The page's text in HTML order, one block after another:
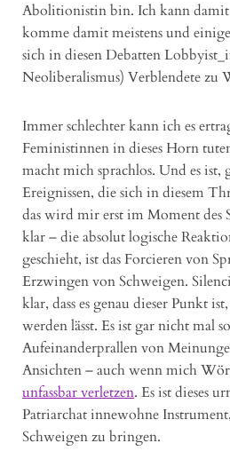
Abolitionistin bin. Ich kann damit
komme damit meistens und
sich in diesen Debatten
Neoliberalismus) Verblendete zu
Immer schlechter kann ich es
Feministinnen in dieses Horn
macht mich sprachlos. Und es ist,
Ereignissen, die sich in diesem
das wird mir erst im Moment des
klar – die absolut logische
geschieht, ist das Forcieren von
Erzwingen von Schweigen.
klar, dass es genau dieser Punkt
werden lässt. Es ist gar nicht mal
Aufeinanderprallen von
Ansichten – auch wenn mich
unfassbar verletzen. Es ist dieses
Patriarchat innewohne
Schweigen zu bringen.